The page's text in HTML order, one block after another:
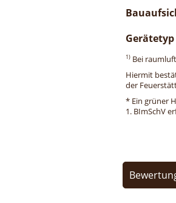
Gerätetyp
1) Bei
Hiermit
der
* Ein grüner
1. BImSchV